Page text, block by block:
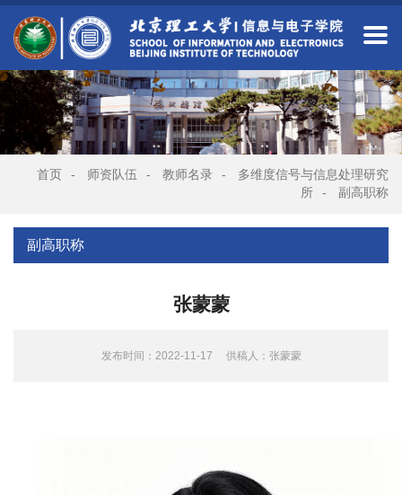
首页 - 师资队伍 - 教师名录 -
多维度信号与信息处理研究
所
- 副高职称
副高职称
张蒙蒙
发布时间：2022-11-17 供稿人：张蒙蒙